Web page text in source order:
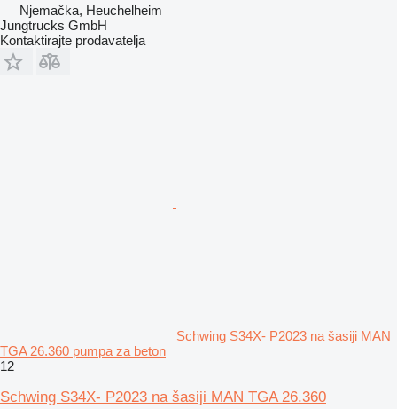
Njemačka, Heuchelheim
Jungtrucks GmbH
Kontaktirajte prodavatelja
Schwing S34X- P2023 na šasiji MAN
TGA 26.360 pumpa za beton
12
Schwing S34X- P2023 na šasiji MAN TGA 26.360